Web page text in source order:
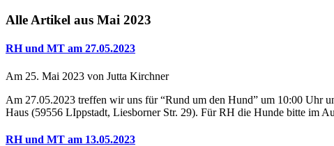
Alle Artikel aus Mai 2023
RH und MT am 27.05.2023
Am 25. Mai 2023 von Jutta Kirchner
Am 27.05.2023 treffen wir uns für “Rund um den Hund” um 10:00 Uhr
Haus (59556 LIppstadt, Liesborner Str. 29). Für RH die Hunde bitte im
RH und MT am 13.05.2023